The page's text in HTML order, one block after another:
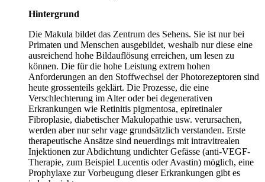
Hintergrund
Die Makula bildet das Zentrum des Sehens. Sie ist nur bei
Primaten und Menschen ausgebildet, weshalb nur diese eine
ausreichend hohe Bildauflösung erreichen, um lesen zu
können. Die für die hohe Leistung extrem hohen
Anforderungen an den Stoffwechsel der Photorezeptoren sind
heute grossenteils geklärt. Die Prozesse, die eine
Verschlechterung im Alter oder bei degenerativen
Erkrankungen wie Retinitis pigmentosa, epiretinaler
Fibroplasie, diabetischer Makulopathie usw. verursachen,
werden aber nur sehr vage grundsätzlich verstanden. Erste
therapeutische Ansätze sind neuerdings mit intravitrealen
Injektionen zur Abdichtung undichter Gefässe (anti-VEGF-
Therapie, zum Beispiel Lucentis oder Avastin) möglich, eine
Prophylaxe zur Vorbeugung dieser Erkrankungen gibt es